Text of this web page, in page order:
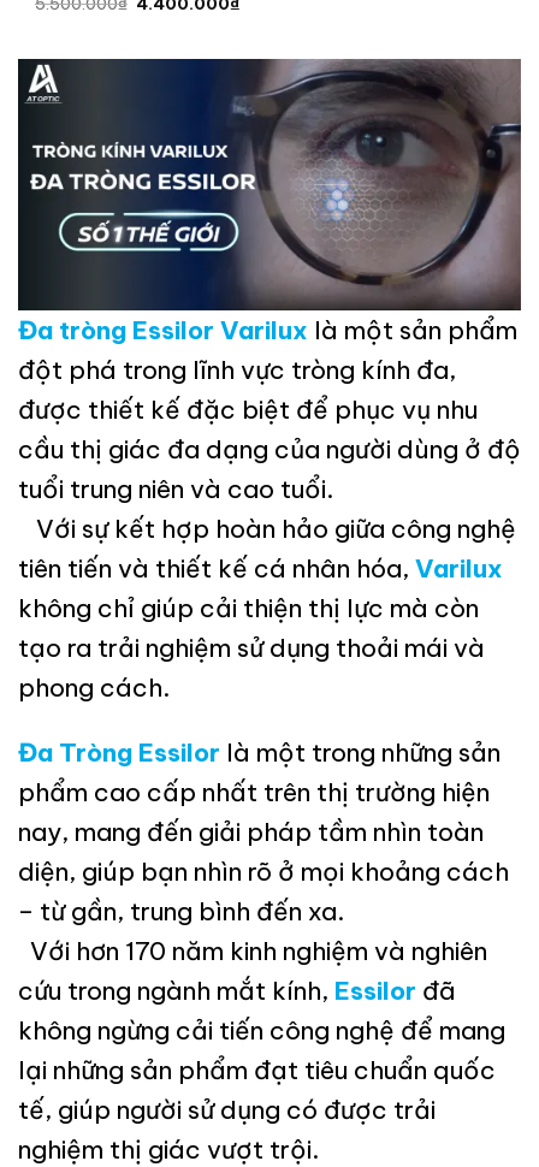
4.400.000₫.
Đa tròng Essilor Varilux là một sản phẩm
đột phá trong lĩnh vực tròng kính đa,
được thiết kế đặc biệt để phục vụ nhu
cầu thị giác đa dạng của người dùng ở độ
tuổi trung niên và cao tuổi.
Với sự kết hợp hoàn hảo giữa công nghệ
tiên tiến và thiết kế cá nhân hóa, Varilux
không chỉ giúp cải thiện thị lực mà còn
tạo ra trải nghiệm sử dụng thoải mái và
phong cách.
Đa Tròng Essilor là một trong những sản
phẩm cao cấp nhất trên thị trường hiện
nay, mang đến giải pháp tầm nhìn toàn
diện, giúp bạn nhìn rõ ở mọi khoảng cách
– từ gần, trung bình đến xa.
Với hơn 170 năm kinh nghiệm và nghiên
cứu trong ngành mắt kính, Essilor đã
không ngừng cải tiến công nghệ để mang
lại những sản phẩm đạt tiêu chuẩn quốc
tế, giúp người sử dụng có được trải
nghiệm thị giác vượt trội.